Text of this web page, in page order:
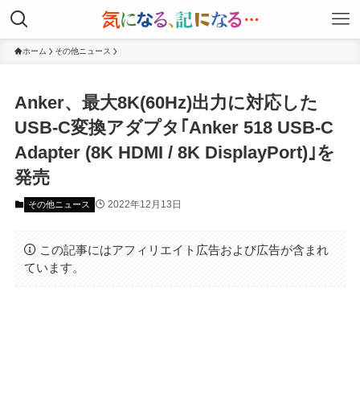
ホーム その他ニュース
Anker、最大8K(60Hz)出力に対応した
USB-C変換アダプタ｢Anker 518 USB-C
Adapter (8K HDMI / 8K DisplayPort)｣を
発売
その他ニュース 2022年12月13日
この記事にはアフィリエイト広告および広告が含まれ
ています。